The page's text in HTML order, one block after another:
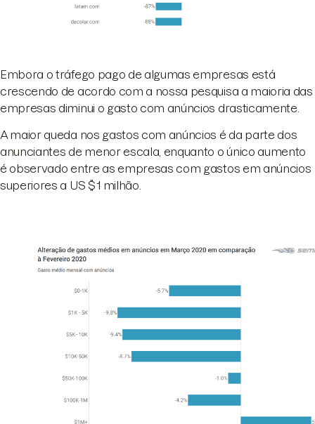
Embora o tráfego pago de algumas empresas está
crescendo de acordo com a nossa pesquisa a maioria das
empresas diminui o gasto com anúncios drasticamente.
A maior queda nos gastos com anúncios é da parte dos
anunciantes de menor escala, enquanto o único aumento
é observado entre as empresas com gastos em anúncios
superiores a US $ 1 milhão.